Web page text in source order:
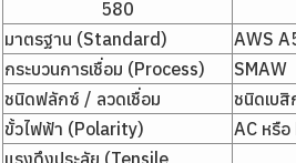
580
มาตรฐาน (Standard)
AWS
กระบวนการเชื่อม (Process)
SMAW
ชนิดฟลักซ์ / ลวดเชื่อม
ชนิดเบสิ
ขั้วไฟฟ้า (Polarity)
AC หรือ
แรงดึงประลัย (Tensile